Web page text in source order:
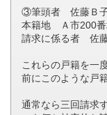
③筆頭者 佐藤Ｂ子
本籍地 Ａ市200
請求に係る者 佐
これらの戸籍を一
前にこのような戸
通常なら三回請求